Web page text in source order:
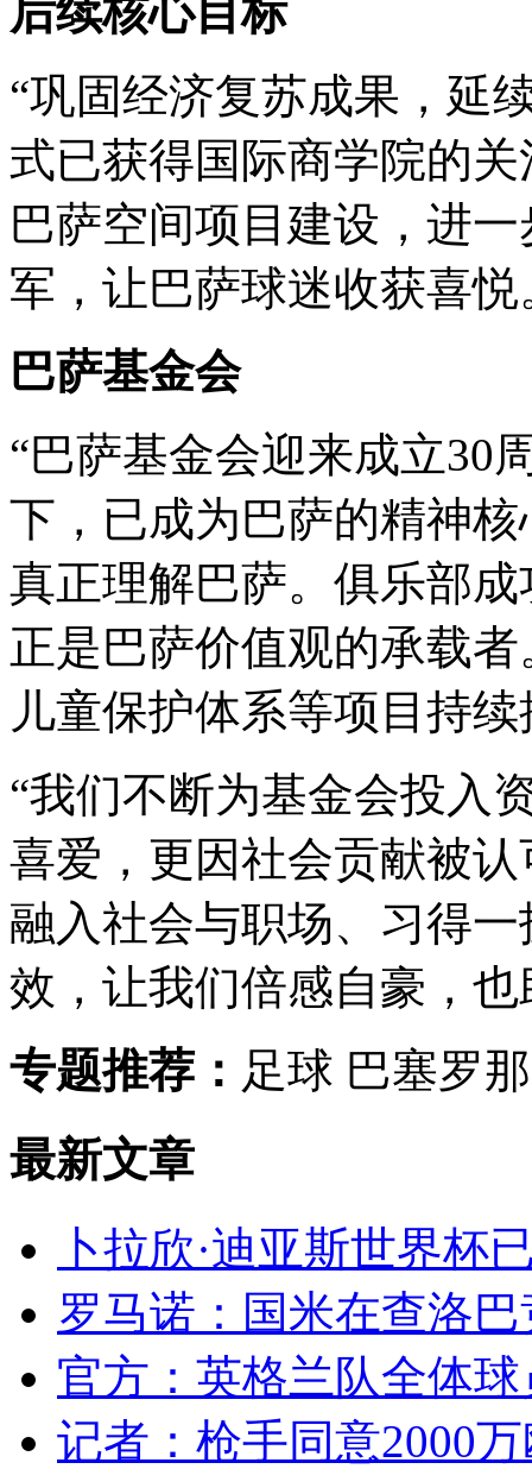
后续核心目标
“巩固经济复苏成果，延
式已获得国际商学院的
巴萨空间项目建设，进
军，让巴萨球迷收获喜悦
巴萨基金会
“巴萨基金会迎来成立30
下，已成为巴萨的精神
真正理解巴萨。俱乐部
正是巴萨价值观的承载
儿童保护体系等项目持续
“我们不断为基金会投入
喜爱，更因社会贡献被认
融入社会与职场、习得
效，让我们倍感自豪，
专题推荐： 足球 巴塞罗
最新文章
卜拉欣·迪亚斯世界杯
罗马诺：国米在查洛
官方：英格兰队全体
记者：枪手同意2000